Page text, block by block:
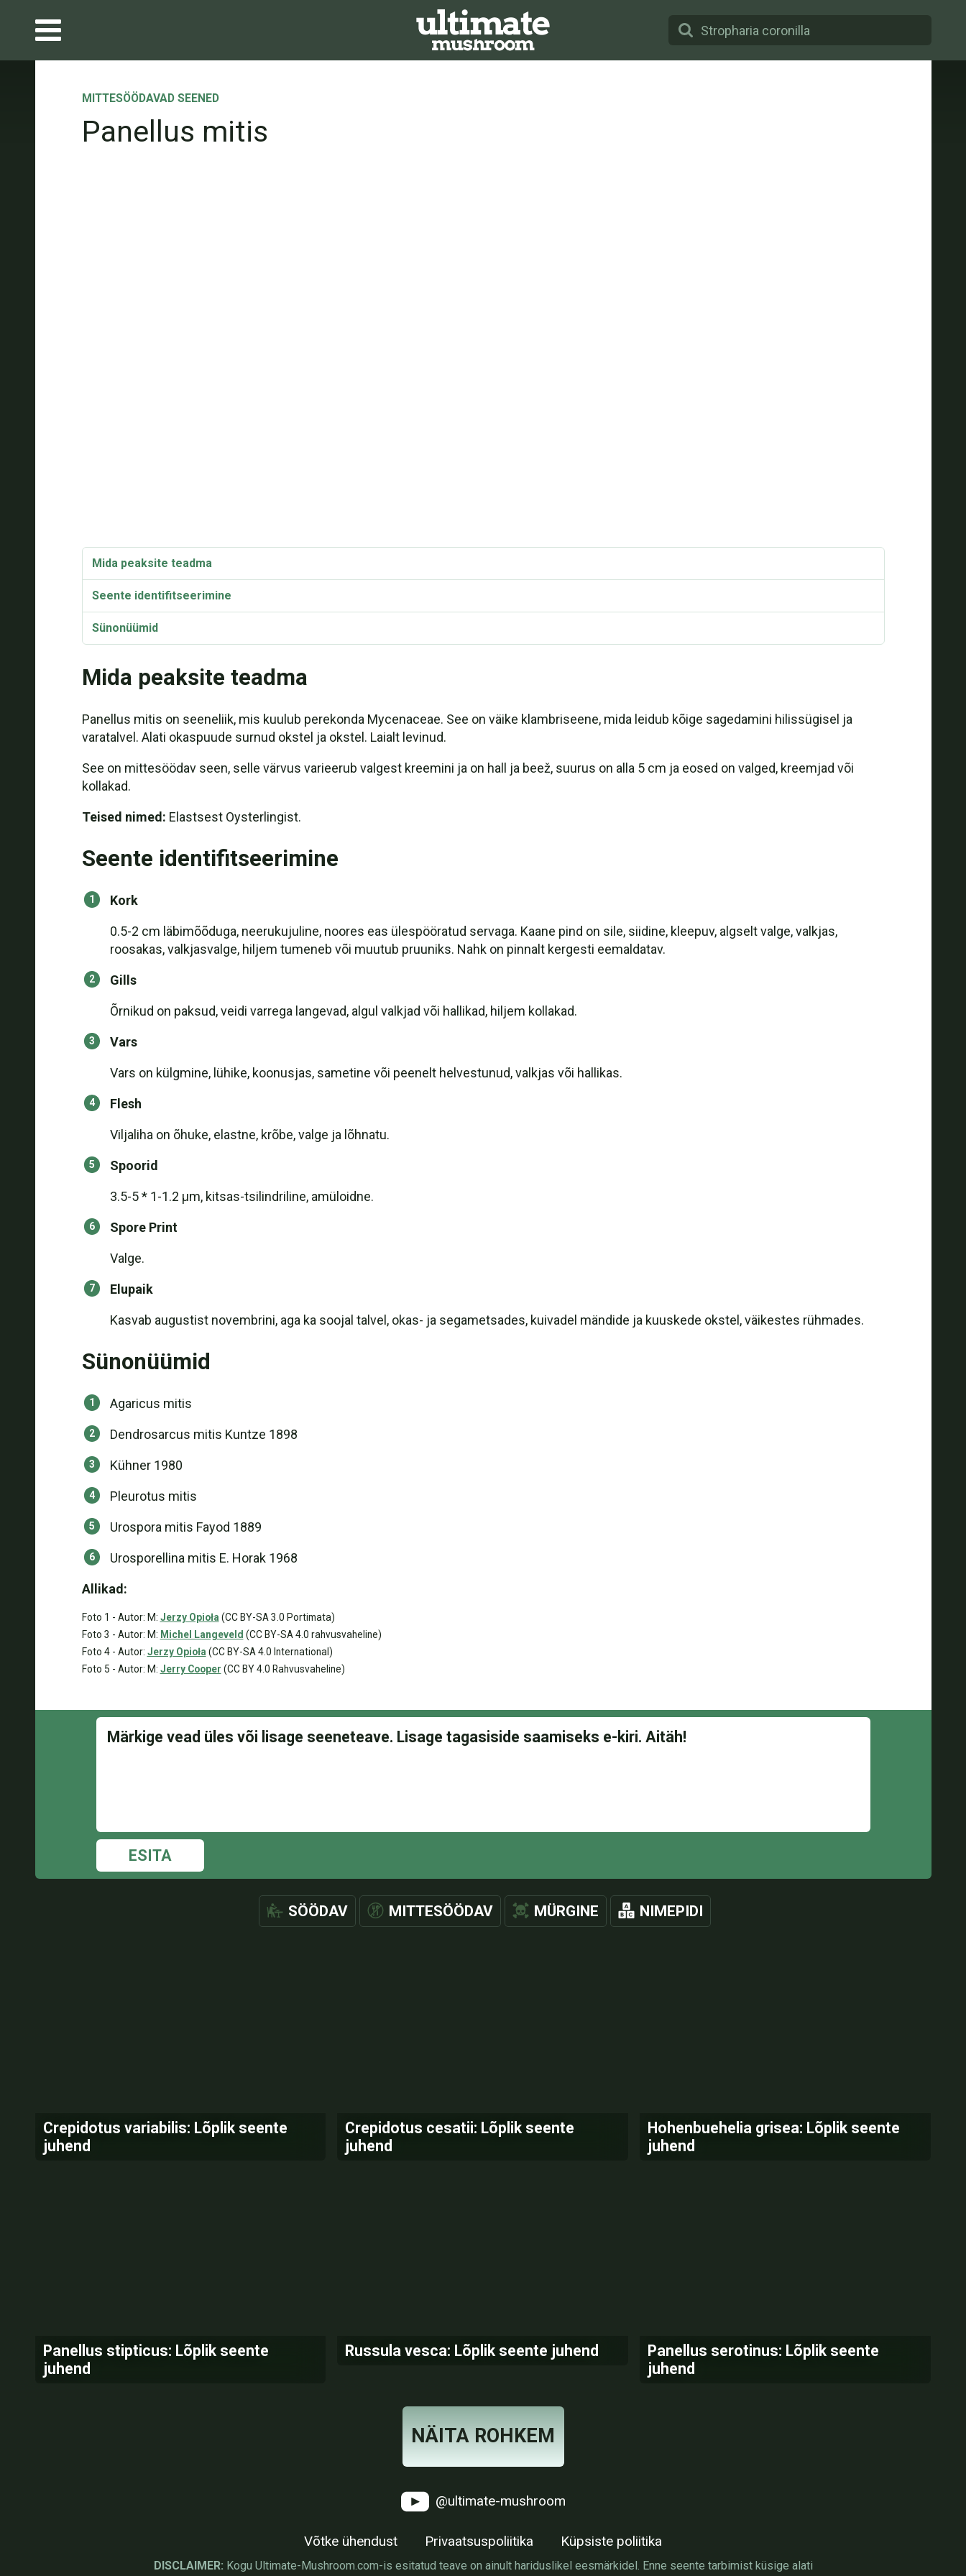
MITTESÖÖDAVAD SEENED
Panellus mitis
Mida peaksite teadma
Seente identifitseerimine
Sünonüümid
Mida peaksite teadma
Panellus mitis on seeneliik, mis kuulub perekonda Mycenaceae. See on väike klambriseene, mida leidub kõige sagedamini hilissügisel ja
varatalvel. Alati okaspuude surnud okstel ja okstel. Laialt levinud.
See on mittesöödav seen, selle värvus varieerub valgest kreemini ja on hall ja beež, suurus on alla 5 cm ja eosed on valged, kreemjad või
kollakad.
Teised nimed: Elastsest Oysterlingist.
Seente identifitseerimine
Kork
0.5-2 cm läbimõõduga, neerukujuline, noores eas ülespööratud servaga. Kaane pind on sile, siidine, kleepuv, algselt valge, valkjas,
roosakas, valkjasvalge, hiljem tumeneb või muutub pruuniks. Nahk on pinnalt kergesti eemaldatav.
Gills
Õrnikud on paksud, veidi varrega langevad, algul valkjad või hallikad, hiljem kollakad.
Vars
Vars on külgmine, lühike, koonusjas, sametine või peenelt helvestunud, valkjas või hallikas.
Flesh
Viljaliha on õhuke, elastne, krõbe, valge ja lõhnatu.
Spoorid
3.5-5 * 1-1.2 μm, kitsas-tsilindriline, amüloidne.
Spore Print
Valge.
Elupaik
Kasvab augustist novembrini, aga ka soojal talvel, okas- ja segametsades, kuivadel mändide ja kuuskede okstel, väikestes rühmades.
Sünonüümid
Agaricus mitis
Dendrosarcus mitis Kuntze 1898
Kühner 1980
Pleurotus mitis
Urospora mitis Fayod 1889
Urosporellina mitis E. Horak 1968
Allikad:
Foto 1 - Autor: M: Jerzy Opioła (CC BY-SA 3.0 Portimata)
Foto 3 - Autor: M: Michel Langeveld (CC BY-SA 4.0 rahvusvaheline)
Foto 4 - Autor: Jerzy Opioła (CC BY-SA 4.0 International)
Foto 5 - Autor: M: Jerry Cooper (CC BY 4.0 Rahvusvaheline)
ESITA
SÖÖDAV MITTESÖÖDAV MÜRGINE NIMEPIDI
Crepidotus variabilis: Lõplik seente
juhend
Crepidotus cesatii: Lõplik seente
juhend
Hohenbuehelia grisea: Lõplik seente
juhend
Panellus stipticus: Lõplik seente
juhend
Russula vesca: Lõplik seente juhend
Panellus serotinus: Lõplik seente
juhend
NÄITA ROHKEM
@ultimate-mushroom
Võtke ühendust Privaatsuspoliitika Küpsiste poliitika
DISCLAIMER: Kogu Ultimate-Mushroom.com-is esitatud teave on ainult hariduslikel eesmärkidel. Enne seente tarbimist küsige alati